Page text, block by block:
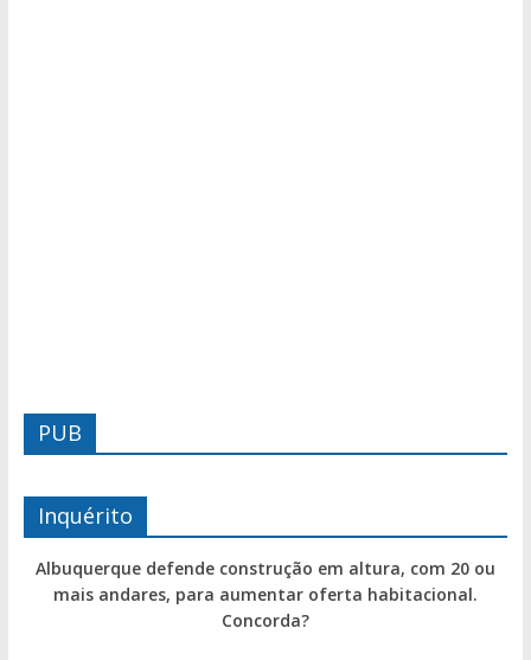
PUB
Inquérito
Albuquerque defende construção em altura, com 20 ou
mais andares, para aumentar oferta habitacional.
Concorda?